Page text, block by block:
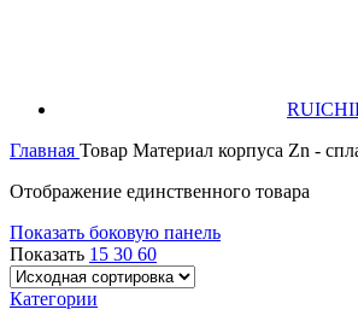
RUICHI
Главная Товар Материал корпуса Zn -
Отображение единственного товара
Показать боковую панель
Показать 15 30 60
Категории